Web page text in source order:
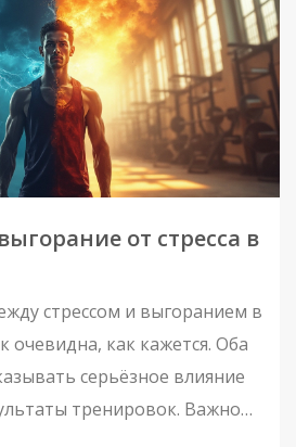
свой подход к
и прозрачно: без
то, что реально
к занятиям с интересом.
от стресса в
стрессом и выгоранием в
очевидна, как кажется. Оба
серьёзное влияние
тренировок. Важно